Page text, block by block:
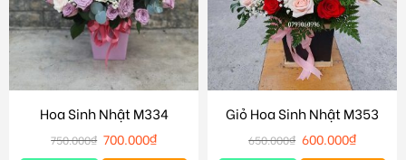
Hoa Sinh Nhật M334
750.000₫ 700.000₫
Giỏ Hoa Sinh Nhật M353
650.000₫ 600.000₫